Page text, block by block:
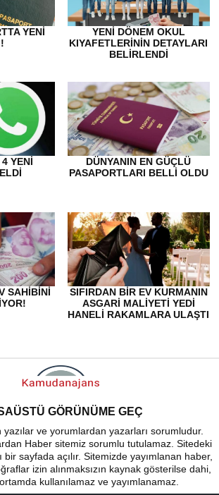
YENI
YENI DÖNEM OKUL
KIYAFETLERININ DETAYLARI
BELIRLENDI
4 YENI
DÜNYANIN EN GÜÇLÜ
PASAPORTLARI BELLI OLDU
SAHIBINI
SIFIRDAN BIR EV KURMANIN
ASGARI MALIYETI YEDI
HANELI RAKAMLARA ULAŞTI
GÖRÜNÜME GEÇ
yazılar ve yorumlardan yazarları sorumludur.
Haber sitemiz sorumlu tutulamaz. Sitedeki
sayfada açılır. Sitemizde yayımlanan haber,
izin alınmaksızın kaynak gösterilse dahi,
kullanılamaz ve yayımlanamaz.